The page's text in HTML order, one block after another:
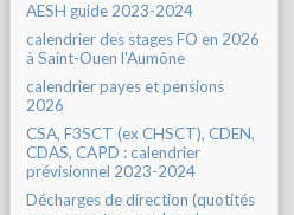
AESH guide 2023-2024
calendrier des stages FO en 2026
à Saint-Ouen l'Aumône
calendrier payes et pensions
2026
CSA, F3SCT (ex CHSCT), CDEN,
CDAS, CAPD : calendrier
prévisionnel 2023-2024
Décharges de direction (quotités